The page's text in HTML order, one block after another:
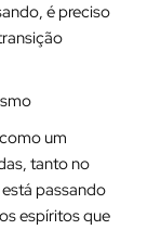
é preciso
um
tanto no
passando
espíritos que